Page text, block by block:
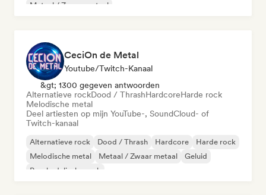
Metaal / Zwaar metaal
CeciOn de Metal
Youtube/Twitch-Kanaal
&gt; 1300 gegeven antwoorden
Alternatieve rockDood / ThrashHardcoreHarde rock
Melodische metal
Deel artiesten op mijn YouTube-, SoundCloud- of
Twitch-kanaal
Alternatieve rock Dood / Thrash Hardcore
Harde rock
Melodische metal
Metaal / Zwaar metaal
Geluid
Psychedelische rock